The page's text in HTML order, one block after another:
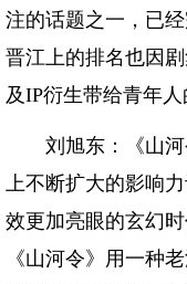
注的话题之一，已
晋江上的排名也因
及IP衍生带给青年人
刘旭东：《山河
上不断扩大的影响
效更加亮眼的玄幻
《山河令》用一种